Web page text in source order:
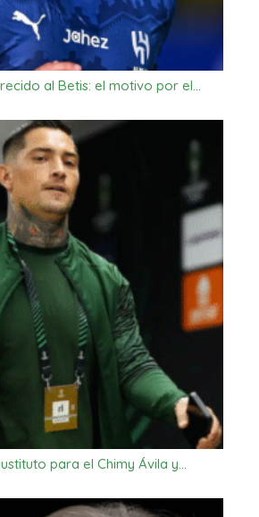
al Betis: el motivo por el…
para el Chimy Ávila y…